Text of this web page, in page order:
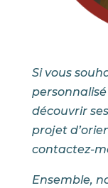
Si vous
découvrir
projet
contactez-
Ensemble,